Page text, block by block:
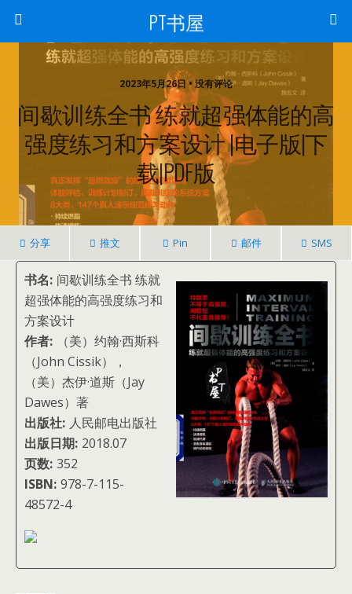
PT书屋
2023年5月26日 • 没有评论
间歇训练全书 练就超强体能的高
强度练习和方案设计 |电子版|下
载|PDF版
分享 推文 Pin 邮件 SMS
书名: 间歇训练全书 练就
超强体能的高强度练习和
方案设计
作者:
（美）约翰·西斯科
（John Cissik），
（美）杰伊·道斯（Jay
Dawes）著
出版社: 人民邮电出版社
出版日期: 2018.07
页数: 352
ISBN: 978-7-115-
48572-4